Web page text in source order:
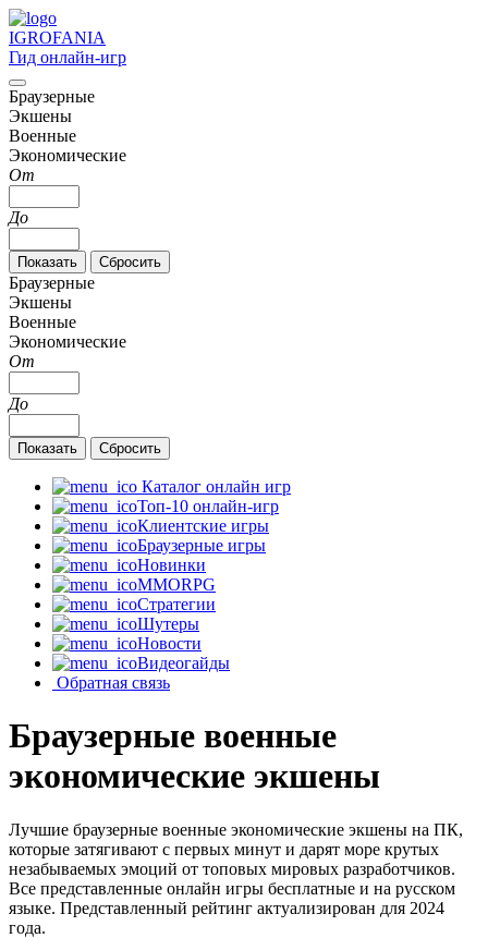
IGROFANIA
Гид онлайн-игр
Браузерные
Экшены
Военные
Экономические
От
До
Браузерные
Экшены
Военные
Экономические
От
До
Каталог онлайн игр
Топ-10 онлайн-игр
Клиентские игры
Браузерные игры
Новинки
MMORPG
Стратегии
Шутеры
Новости
Видеогайды
Обратная связь
Браузерные военные
экономические экшены
Лучшие браузерные военные экономические экшены на ПК,
которые затягивают с первых минут и дарят море крутых
незабываемых эмоций от топовых мировых разработчиков.
Все представленные онлайн игры бесплатные и на русском
языке. Представленный рейтинг актуализирован для 2024
года.